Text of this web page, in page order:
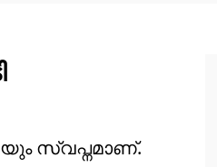
സ്വപ്നമാണ്.